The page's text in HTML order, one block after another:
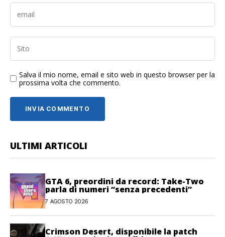
Salva il mio nome, email e sito web in questo browser per la
prossima volta che commento.
ULTIMI ARTICOLI
GTA 6, preordini da record: Take-Two
parla di numeri “senza precedenti”
7 AGOSTO 2026
Crimson Desert, disponibile la patch